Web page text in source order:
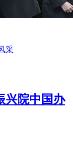
采
兴院中国办